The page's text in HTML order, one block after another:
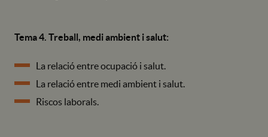
Tema 4. Treball, medi ambient i salut:
La relació entre ocupació i salut.
La relació entre medi ambient i salut.
Riscos laborals.